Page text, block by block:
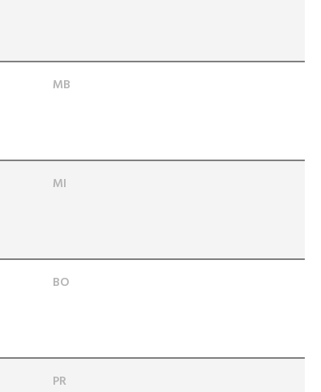
MB
MI
BO
PR